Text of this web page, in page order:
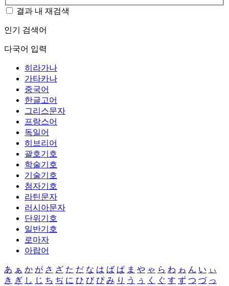
결과 내 재검색
인기 검색어
다국어 입력
히라가나
가타카나
중국어
한글고어
그리스문자
프랑스어
독일어
히브리어
괄호기호
학술기호
기술기호
첨자기호
라틴문자
러시아문자
단위기호
일반기호
로마자
아랍어
あ ぁ か が さ ざ た だ な は ば ぱ ま や ゃ ら わ ゎ ん い ぃ
き ぎ し じ ち ぢ に ひ び ぴ み り う ぅ く ぐ す ず つ づ っ